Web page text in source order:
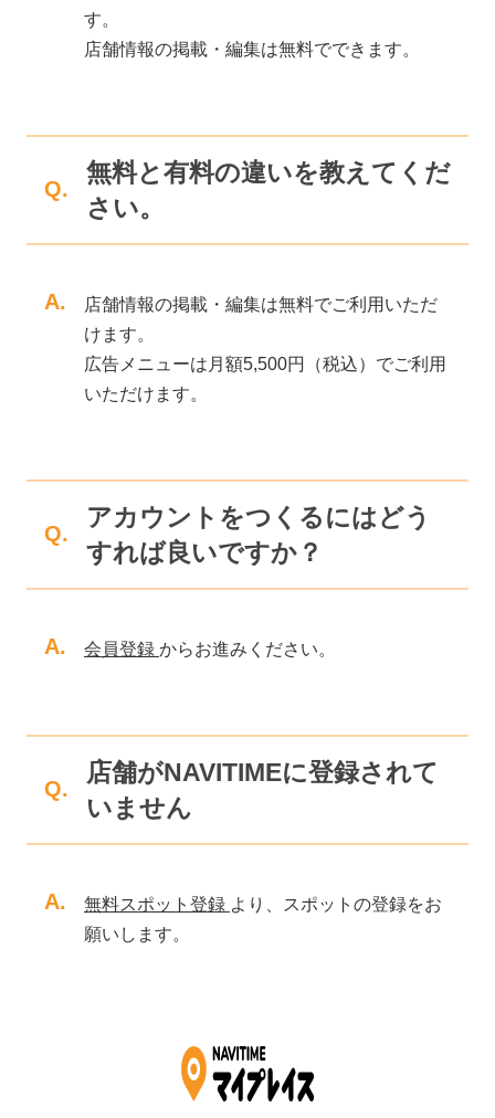
す。
店舗情報の掲載・編集は無料でできます。
Q.
無料と有料の違いを教えてくだ
さい。
A.
店舗情報の掲載・編集は無料でご利用いただ
けます。
広告メニューは月額5,500円（税込）でご利用
いただけます。
Q.
アカウントをつくるにはどう
すれば良いですか？
A. 会員登録 からお進みください。
Q.
店舗がNAVITIMEに登録されて
いません
A. 無料スポット登録 より、スポットの登録をお
願いします。